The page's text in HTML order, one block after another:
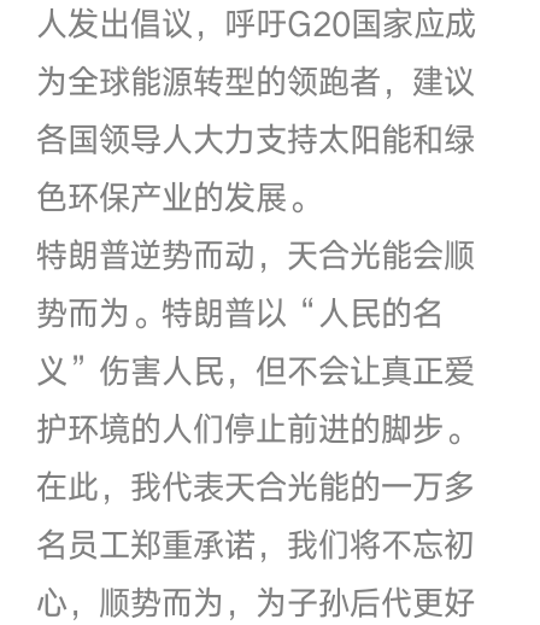
人发出倡议，呼吁G20国家应成
为全球能源转型的领跑者，建议
各国领导人大力支持太阳能和绿
色环保产业的发展。
特朗普逆势而动，天合光能会顺
势而为。特朗普以“人民的名
义”伤害人民，但不会让真正爱
护环境的人们停止前进的脚步。
在此，我代表天合光能的一万多
名员工郑重承诺，我们将不忘初
心，顺势而为，为子孙后代更好